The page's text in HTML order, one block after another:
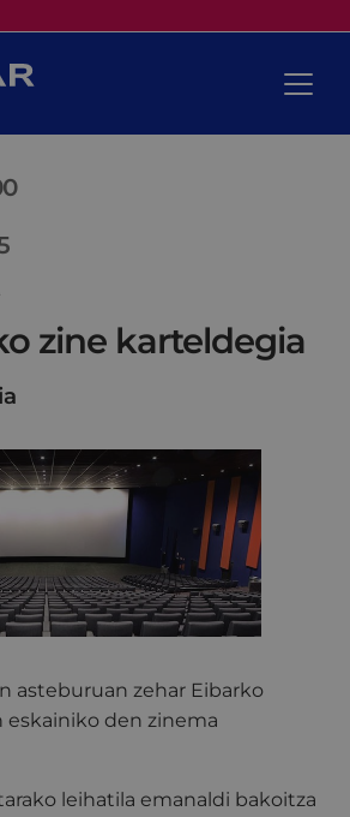
zine karteldegia
asteburuan zehar Eibarko
eskainiko den zinema
leihatila emanaldi bakoitza